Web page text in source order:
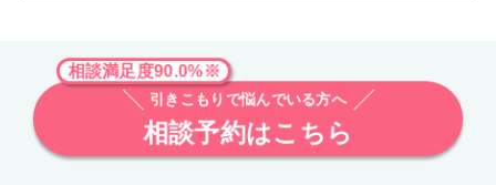
相談満足度90.0%※
引きこもりで悩んでいる方へ
相談予約はこちら